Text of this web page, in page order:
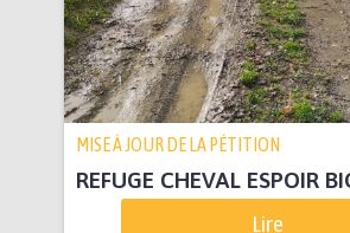
MISE À JOUR DE LA PÉTITION
REFUGE CHEVAL ESPOIR
Lire